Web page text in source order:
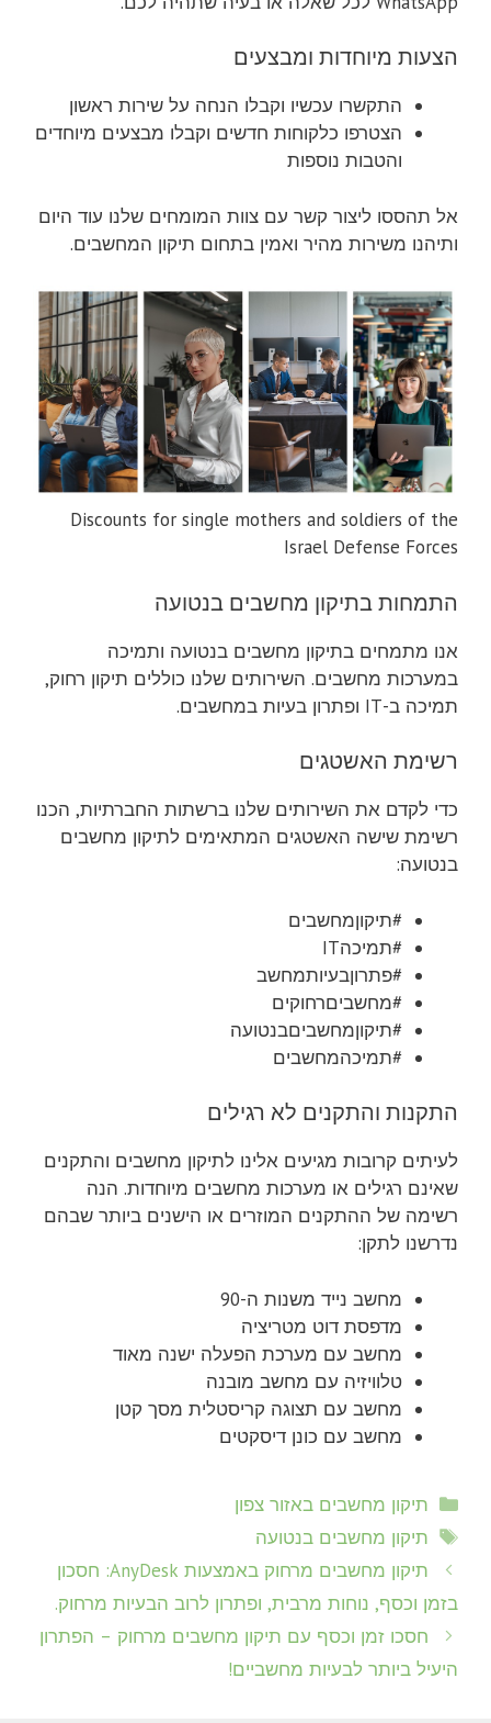
הצעות מיוחדות ומבצעים
התקשרו עכשיו וקבלו הנחה על שירות ראשון
הצטרפו כלקוחות חדשים וקבלו מבצעים מיוחדים
והטבות נוספות
אל תהססו ליצור קשר עם צוות המומחים שלנו עוד היום
ותיהנו משירות מהיר ואמין בתחום תיקון המחשבים.
Discounts for single mothers and soldiers of the
Israel Defense Forces
התמחות בתיקון מחשבים בנטועה
אנו מתמחים בתיקון מחשבים בנטועה ותמיכה
במערכות מחשבים. השירותים שלנו כוללים תיקון רחוק,
תמיכה ב-IT ופתרון בעיות במחשבים.
רשימת האשטגים
כדי לקדם את השירותים שלנו ברשתות החברתיות, הכנו
רשימת שישה האשטגים המתאימים לתיקון מחשבים
בנטועה:
#תיקוןמחשבים
#תמיכהIT
#פתרוןבעיותמחשב
#מחשביםרחוקים
#תיקוןמחשביםבנטועה
#תמיכהמחשבים
התקנות והתקנים לא רגילים
לעיתים קרובות מגיעים אלינו לתיקון מחשבים והתקנים
שאינם רגילים או מערכות מחשבים מיוחדות. הנה
רשימה של ההתקנים המוזרים או הישנים ביותר שבהם
נדרשנו לתקן:
מחשב נייד משנות ה-90
מדפסת דוט מטריציה
מחשב עם מערכת הפעלה ישנה מאוד
טלוויזיה עם מחשב מובנה
מחשב עם תצוגה קריסטלית מסך קטן
מחשב עם כונן דיסקטים
קטגוריות
תיקון מחשבים באזור צפון
תגיות
תיקון מחשבים בנטועה
תיקון מחשבים מרחוק באמצעות AnyDesk: חסכון
בזמן וכסף, נוחות מרבית, ופתרון לרוב הבעיות מרחוק.
חסכו זמן וכסף עם תיקון מחשבים מרחוק – הפתרון
היעיל ביותר לבעיות מחשביים!